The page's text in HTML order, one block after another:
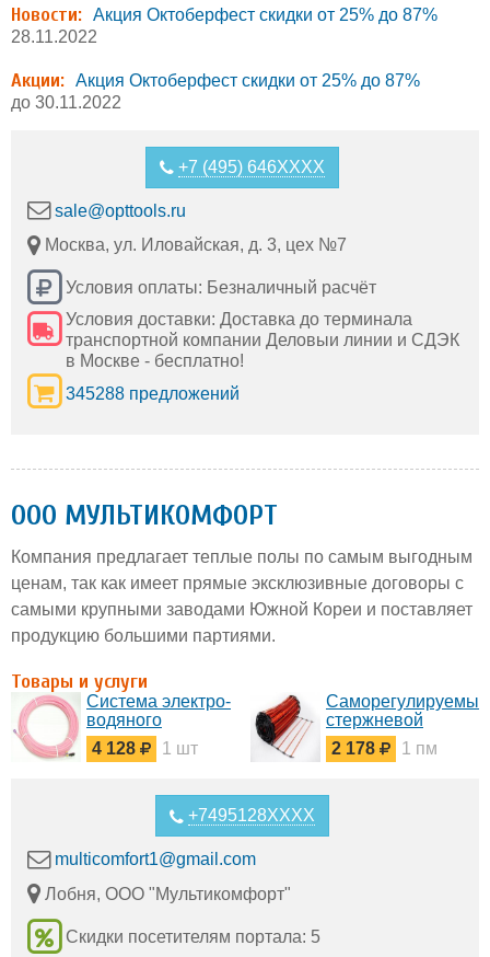
Новости: Акция Октоберфест скидки от 25% до 87%
28.11.2022
Акции: Акция Октоберфест скидки от 25% до 87%
до 30.11.2022
+7 (495) 646XXXX
sale@opttools.ru
Москва, ул. Иловайская, д. 3, цех №7
Условия оплаты: Безналичный расчёт
Условия доставки: Доставка до терминала
транспортной компании Деловыи линии и СДЭК
в Москве - бесплатно!
345288 предложений
ООО МУЛЬТИКОМФОРТ
Компания предлагает теплые полы по самым выгодным
ценам, так как имеет прямые эксклюзивные договоры с
самыми крупными заводами Южной Кореи и поставляет
продукцию большими партиями.
Товары и услуги
Система электро-
водяного
отопление дома
от пола
4 128 1 шт
Саморегулируемый
стержневой
теплый пол
Nanomat
2 178 1 пм
+7495128XXXX
multicomfort1@gmail.com
Лобня, ООО "Мультикомфорт"
Скидки посетителям портала: 5